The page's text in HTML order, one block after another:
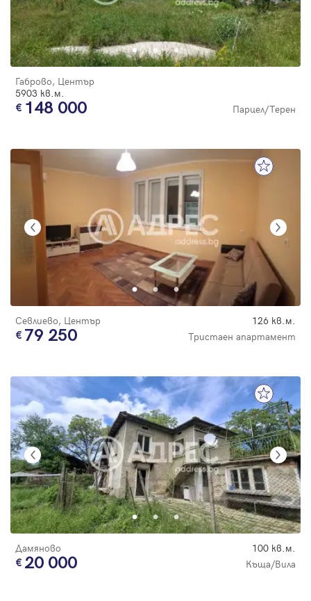
Габрово, Център
5903 кв.м.
148 000 Парцел/Терен
Севлиево, Център 126 кв.м.
79 250 Тристаен апартамент
Дамяново 100 кв.м.
20 000 Къща/Вила